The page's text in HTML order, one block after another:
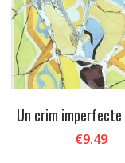
Un crim imperfecte
€9.49